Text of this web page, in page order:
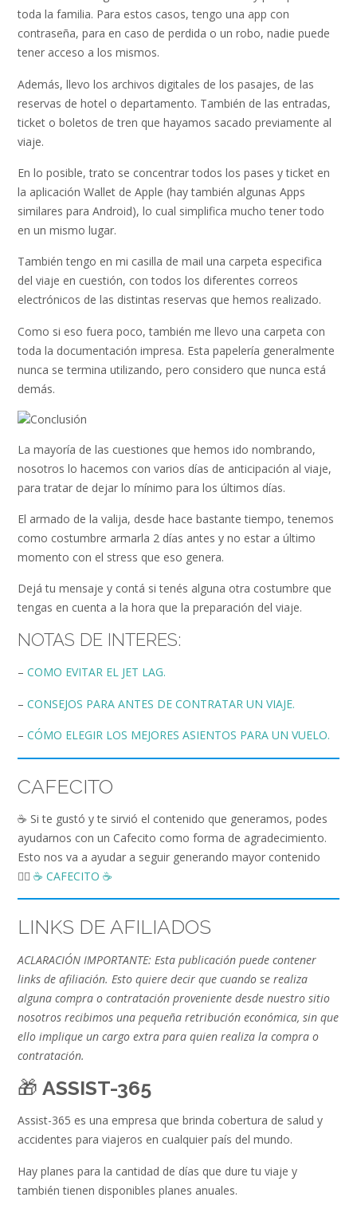
toda la familia. Para estos casos, tengo una app con
contraseña, para en caso de perdida o un robo, nadie puede
tener acceso a los mismos.
Además, llevo los archivos digitales de los pasajes, de las
reservas de hotel o departamento. También de las entradas,
ticket o boletos de tren que hayamos sacado previamente al
viaje.
En lo posible, trato se concentrar todos los pases y ticket en
la aplicación Wallet de Apple (hay también algunas Apps
similares para Android), lo cual simplifica mucho tener todo
en un mismo lugar.
También tengo en mi casilla de mail una carpeta especifica
del viaje en cuestión, con todos los diferentes correos
electrónicos de las distintas reservas que hemos realizado.
Como si eso fuera poco, también me llevo una carpeta con
toda la documentación impresa. Esta papelería generalmente
nunca se termina utilizando, pero considero que nunca está
demás.
La mayoría de las cuestiones que hemos ido nombrando,
nosotros lo hacemos con varios días de anticipación al viaje,
para tratar de dejar lo mínimo para los últimos días.
El armado de la valija, desde hace bastante tiempo, tenemos
como costumbre armarla 2 días antes y no estar a último
momento con el stress que eso genera.
Dejá tu mensaje y contá si tenés alguna otra costumbre que
tengas en cuenta a la hora que la preparación del viaje.
NOTAS DE INTERES:
– COMO EVITAR EL JET LAG.
– CONSEJOS PARA ANTES DE CONTRATAR UN VIAJE.
– CÓMO ELEGIR LOS MEJORES ASIENTOS PARA UN VUELO.
CAFECITO
☕️ Si te gustó y te sirvió el contenido que generamos, podes
ayudarnos con un Cafecito como forma de agradecimiento.
Esto nos va a ayudar a seguir generando mayor contenido
👉🏻 ☕️ CAFECITO ☕️
LINKS DE AFILIADOS
ACLARACIÓN IMPORTANTE: Esta publicación puede contener
links de afiliación. Esto quiere decir que cuando se realiza
alguna compra o contratación proveniente desde nuestro sitio
nosotros recibimos una pequeña retribución económica, sin que
ello implique un cargo extra para quien realiza la compra o
contratación.
🎁 ASSIST-365
Assist-365 es una empresa que brinda cobertura de salud y
accidentes para viajeros en cualquier país del mundo.
Hay planes para la cantidad de días que dure tu viaje y
también tienen disponibles planes anuales.